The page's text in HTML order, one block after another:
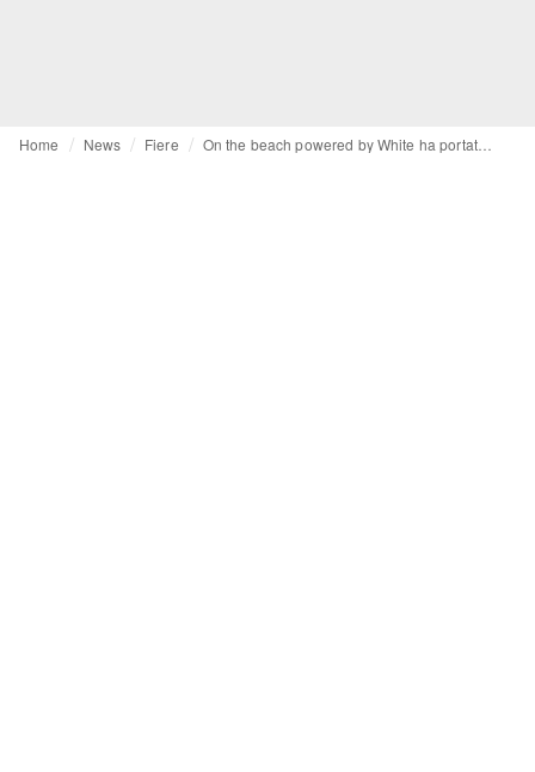
Home News Fiere On the beach powered by White ha portato a Milano 100 marchi resortwear